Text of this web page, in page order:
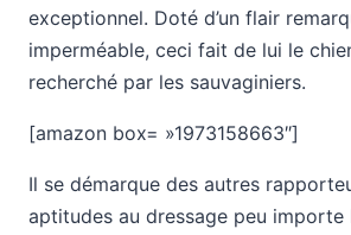
exceptionnel. Doté d’un flair
imperméable, ceci fait de lui le
recherché par les sauvaginiers.
[amazon box= »1973158663″]
Il se démarque des autres
aptitudes au dressage peu importe